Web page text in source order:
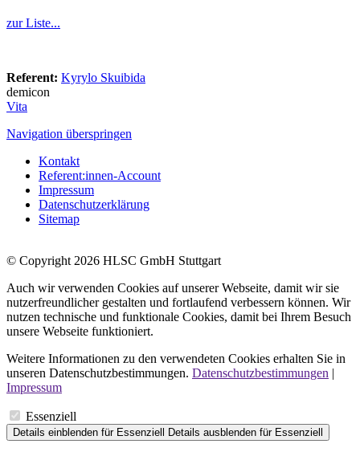
zur Liste...
Referent: Kyrylo Skuibida
demicon
Vita
Navigation überspringen
Kontakt
Referent:innen-Account
Impressum
Datenschutzerklärung
Sitemap
© Copyright 2026 HLSC GmbH Stuttgart
Auch wir verwenden Cookies auf unserer Webseite, damit wir sie
nutzerfreundlicher gestalten und fortlaufend verbessern können. Wir
nutzen technische und funktionale Cookies, damit bei Ihrem Besuch
unsere Webseite funktioniert.
Weitere Informationen zu den verwendeten Cookies erhalten Sie in
unseren Datenschutzbestimmungen. Datenschutzbestimmungen |
Impressum
Essenziell
Details einblenden für Essenziell Details ausblenden für Essenziell